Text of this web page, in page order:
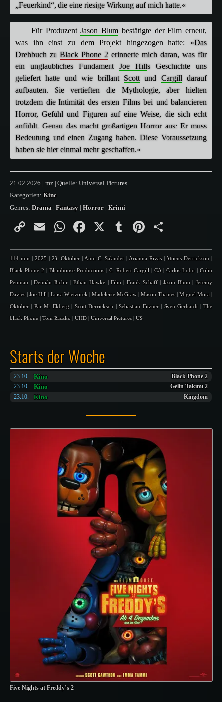
Starts der Woche
Black Phone 2
Kino
23.10.
Gelin Takımı 2
Kino
23.10.
Kingdom
Kino
23.10.
Five Nights at Freddy’s 2
„Feuerkind“, die eine riesige Wirkung auf mich hatte.«
Für ProduzentJason Blum bestätigte der Film erneut,
was ihn einst zu dem Projekt hingezogen hatte: »Das
Drehbuch zuBlack Phone 2 erinnerte mich daran, was für
ein unglaubliches Fundament Joe Hills Geschichte uns
geliefert hatte und wie brillant Scottund Cargill darauf
aufbauten. Sie vertieften die Mythologie, aber hielten
trotzdem die Intimität des ersten Films bei und balancieren
Horror, Gefühl und Figuren auf eine Weise, die sich echt
anfühlt. Genau das macht großartigen Horror aus: Er muss
Bedeutung und einen Zugang haben. Diese Voraussetzung
haben sie hier einmal mehr geschaffen.«
21.02.2026 | mz | Quelle: Universal Pictures
Kategorien: Kino
Genres: Drama Fantasy Horror Krimi
CopyEmailWhatsApp
Facebook
X TumblrPinterest
114 min | 2025 | 23. Oktober | Anni C. Salander | Arianna Rivas | Atticus Derrickson |
Black Phone 2 |Blumhouse Productions |C. Robert Cargill | CA| Carlos Lobo | Colin
Penman |Demián Bichir |Ethan Hawke | Film | Frank Schaff| Jason Blum | Jeremy
Davies | Joe Hill | Luisa Wietzorek | Madeleine McGraw | Mason Thames | Miguel Mora |
Oktober | Pär M. Ekberg | Scott Derrickson |Sebastian Fitzner| Sven Gerhardt |The
black Phone | Tom Raczko | UHD | Universal Pictures | US